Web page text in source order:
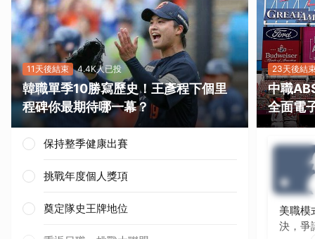
11天後結束 4.4K人已投
韓職單季10勝寫歷史！王彥程下個里
程碑你最期待哪一幕？
保持整季健康出賽
挑戰年度個人獎項
奠定隊史王牌地位
23天後結
中職
全面電
美職模
決，爭